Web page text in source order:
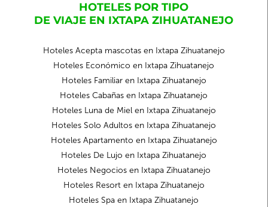
HOTELES POR TIPO
DE VIAJE EN IXTAPA ZIHUATANEJO
Hoteles Acepta mascotas en Ixtapa Zihuatanejo
Hoteles Económico en Ixtapa Zihuatanejo
Hoteles Familiar en Ixtapa Zihuatanejo
Hoteles Cabañas en Ixtapa Zihuatanejo
Hoteles Luna de Miel en Ixtapa Zihuatanejo
Hoteles Solo Adultos en Ixtapa Zihuatanejo
Hoteles Apartamento en Ixtapa Zihuatanejo
Hoteles De Lujo en Ixtapa Zihuatanejo
Hoteles Negocios en Ixtapa Zihuatanejo
Hoteles Resort en Ixtapa Zihuatanejo
Hoteles Spa en Ixtapa Zihuatanejo